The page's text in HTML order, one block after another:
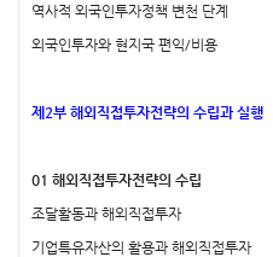
역사적 외국인투자정책 변천 단계
외국인투자와 현지국 편익/비용
제2부 해외직접투자전략의 수립과 실행
01 해외직접투자전략의 수립
조달활동과 해외직접투자
기업특유자산의 활용과 해외직접투자